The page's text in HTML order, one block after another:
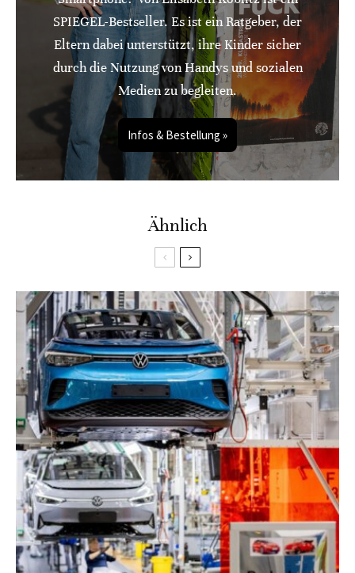
SPIEGEL-Bestseller. Es ist ein Ratgeber, der
Eltern dabei unterstützt, ihre Kinder sicher
durch die Nutzung von Handys und sozialen
Medien zu begleiten.
Infos & Bestellung »
Ähnlich